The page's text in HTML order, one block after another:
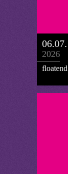
06.07.
2026
floatend